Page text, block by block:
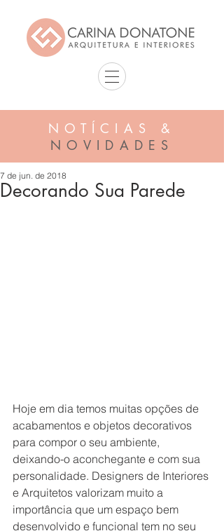
NOTÍCIAS &
NOVIDADES
Decorando Sua Parede
7 de jun. de 2018
Hoje em dia temos muitas opções de
acabamentos e objetos decorativos
para compor o seu ambiente,
deixando-o aconchegante e com sua
personalidade. Designers de Interiores
e Arquitetos valorizam muito a
importância que um espaço bem
desenvolvido e funcional tem no seu